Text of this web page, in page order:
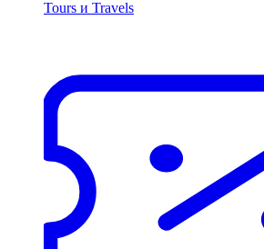
Tours и Travels